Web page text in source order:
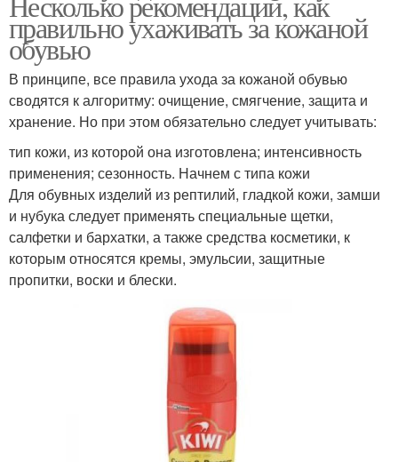
правильно ухаживать за кожаной
обувью
В принципе, все правила ухода за кожаной обувью
сводятся к алгоритму: очищение, смягчение, защита и
хранение. Но при этом обязательно следует учитывать:
тип кожи, из которой она изготовлена; интенсивность
применения; сезонность. Начнем с типа кожи
Для обувных изделий из рептилий, гладкой кожи, замши
и нубука следует применять специальные щетки,
салфетки и бархатки, а также средства косметики, к
которым относятся кремы, эмульсии, защитные
пропитки, воски и блески.